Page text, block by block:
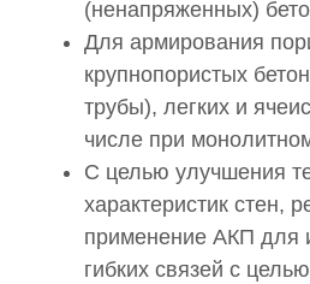
(ненапряженных)
Для армирования
крупнопористых
трубы), легких и
числе при
С целью улучшения
характеристик стен,
применение АКП для
гибких связей с